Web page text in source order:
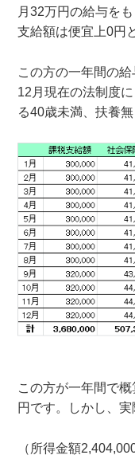
月32万円の給与を
支給額は便宜上0円
この方の一年間の
12月現在の法制度
る40歳未満、扶養無
この方が一年間で
円です。しかし、
（所得金額